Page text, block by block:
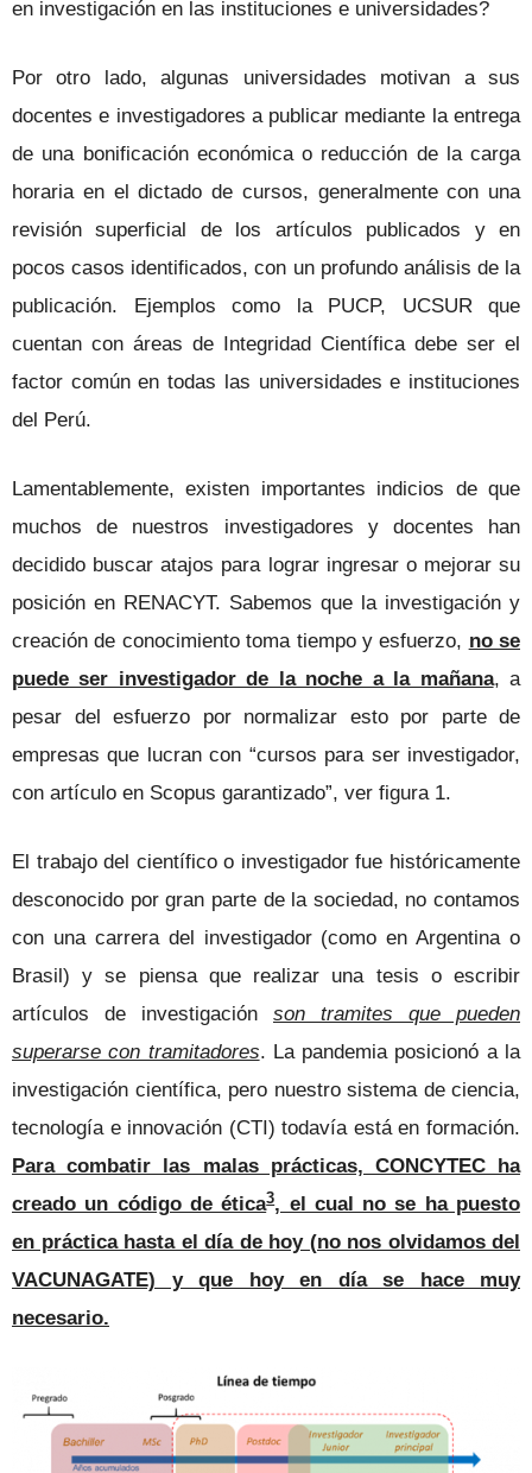
en investigación en las instituciones e universidades?
Por otro lado, algunas universidades motivan a sus
docentes e investigadores a publicar mediante la entrega
de una bonificación económica o reducción de la carga
horaria en el dictado de cursos, generalmente con una
revisión superficial de los artículos publicados y en
pocos casos identificados, con un profundo análisis de la
publicación. Ejemplos como la PUCP, UCSUR que
cuentan con áreas de Integridad Científica debe ser el
factor común en todas las universidades e instituciones
del Perú.
Lamentablemente, existen importantes indicios de que
muchos de nuestros investigadores y docentes han
decidido buscar atajos para lograr ingresar o mejorar su
posición en RENACYT. Sabemos que la investigación y
creación de conocimiento toma tiempo y esfuerzo, no se
puede ser investigador de la noche a la mañana, a
pesar del esfuerzo por normalizar esto por parte de
empresas que lucran con “cursos para ser investigador,
con artículo en Scopus garantizado”, ver figura 1.
El trabajo del científico o investigador fue históricamente
desconocido por gran parte de la sociedad, no contamos
con una carrera del investigador (como en Argentina o
Brasil) y se piensa que realizar una tesis o escribir
artículos de investigación son tramites que pueden
superarse con tramitadores. La pandemia posicionó a la
investigación científica, pero nuestro sistema de ciencia,
tecnología e innovación (CTI) todavía está en formación.
Para combatir las malas prácticas, CONCYTEC ha
creado un código de ética3, el cual no se ha puesto
en práctica hasta el día de hoy (no nos olvidamos del
VACUNAGATE) y que hoy en día se hace muy
necesario.